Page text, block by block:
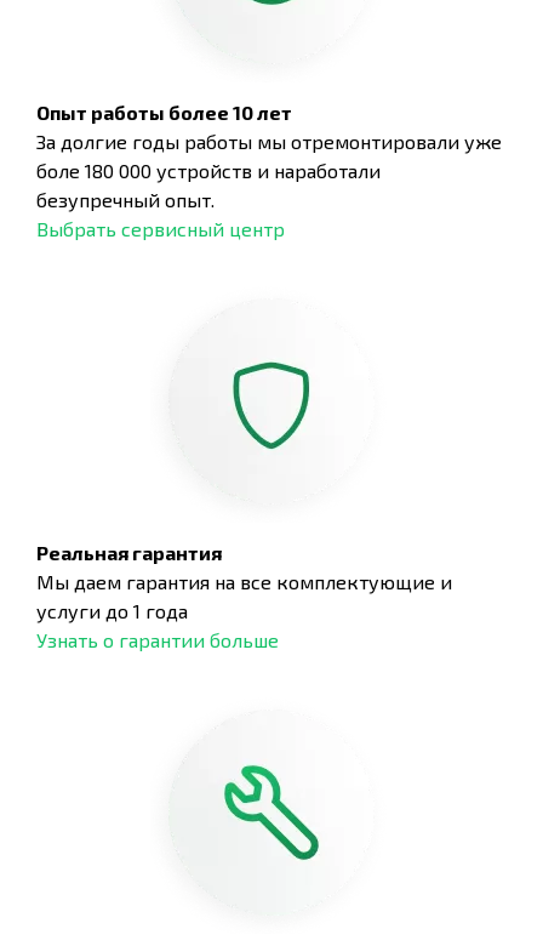
Опыт работы более 10 лет
За долгие годы работы мы отремонтировали уже
боле 180 000 устройств и наработали
безупречный опыт.
Выбрать сервисный центр
Реальная гарантия
Мы даем гарантия на все комплектующие и
услуги до 1 года
Узнать о гарантии больше